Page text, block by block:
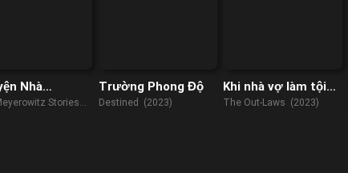
Nhà
Stories
Trường Phong Độ
Destined (2023)
Khi nhà vợ làm tội
phạm
The Out-Laws (2023)